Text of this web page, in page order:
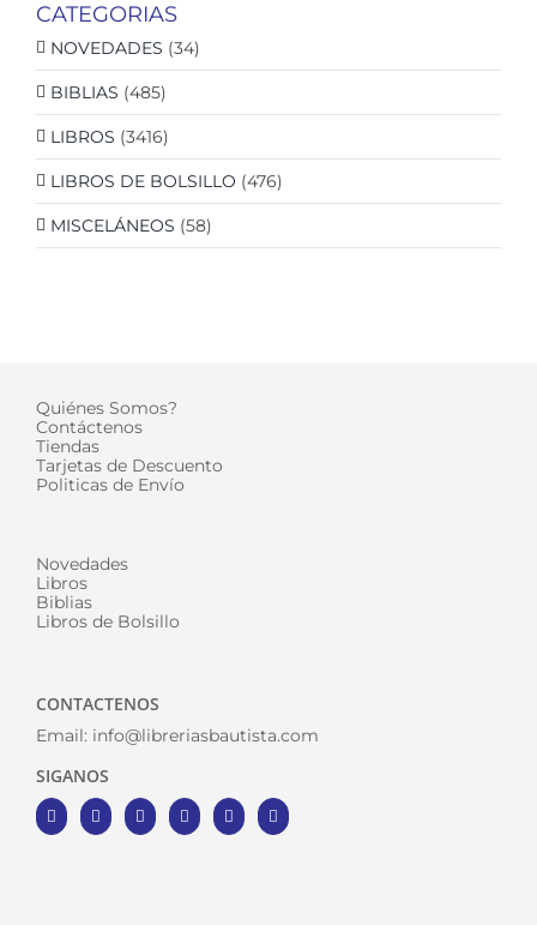
CATEGORIAS
NOVEDADES (34)
BIBLIAS (485)
LIBROS (3416)
LIBROS DE BOLSILLO (476)
MISCELÁNEOS (58)
Quiénes Somos?
Contáctenos
Tiendas
Tarjetas de Descuento
Politicas de Envío
Novedades
Libros
Biblias
Libros de Bolsillo
CONTACTENOS
Email: info@libreriasbautista.com
SIGANOS